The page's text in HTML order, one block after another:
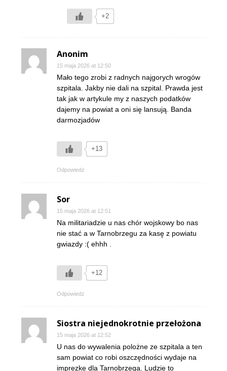
+2
Anonim
15 maja 2026 at 12:50
Mało tego zrobi z radnych najgorych wrogów
szpitala. Jakby nie dali na szpital. Prawda jest
tak jak w artykule my z naszych podatków
dajemy na powiat a oni się lansują. Banda
darmozjadów
+13
Odpowiedz
Sor
15 maja 2026 at 12:51
Na militariadzie u nas chór wojskowy bo nas
nie stać a w Tarnobrzegu za kasę z powiatu
gwiazdy :( ehhh .
+12
Odpowiedz
Siostra niejednokrotnie przełożona
15 maja 2026 at 12:52
U nas do wywalenia polożne ze szpitala a ten
sam powiat co robi oszczędności wydaje na
imprezke dla Tarnobrzega. Ludzie to